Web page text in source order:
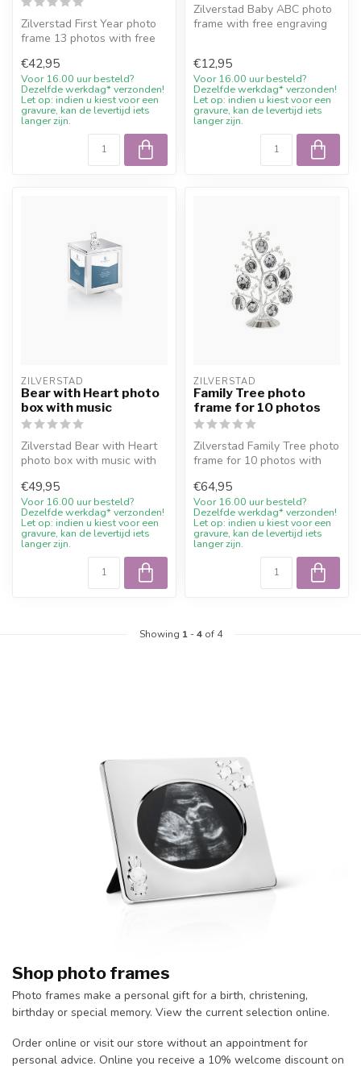
Zilverstad First Year photo
frame 13 photos with free
welcome ...
€42,95
Voor 16.00 uur besteld?
Dezelfde werkdag* verzonden!
Let op: indien u kiest voor een
gravure, kan de levertijd iets
langer zijn.
Zilverstad Baby ABC photo
frame with free engraving
€12,95
Voor 16.00 uur besteld?
Dezelfde werkdag* verzonden!
Let op: indien u kiest voor een
gravure, kan de levertijd iets
langer zijn.
ZILVERSTAD
Bear with Heart photo
box with music
Zilverstad Bear with Heart
photo box with music with
welc...
€49,95
Voor 16.00 uur besteld?
Dezelfde werkdag* verzonden!
Let op: indien u kiest voor een
gravure, kan de levertijd iets
langer zijn.
ZILVERSTAD
Family Tree photo
frame for 10 photos
Zilverstad Family Tree photo
frame for 10 photos with
wel...
€64,95
Voor 16.00 uur besteld?
Dezelfde werkdag* verzonden!
Let op: indien u kiest voor een
gravure, kan de levertijd iets
langer zijn.
Showing 1-4of 4
Shop photo frames
Photo frames make a personal gift for a birth, christening,
birthday or special memory. View the current selection online.
Order online or visit our store without an appointment for
personal advice. Online you receive a 10% welcome discount on